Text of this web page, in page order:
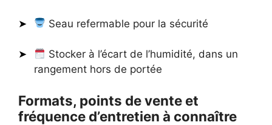
Seau refermable pour la sécurité
Stocker à l’écart de l’humidité, dans un
rangement hors de portée
Formats, points de vente et
fréquence d’entretien à connaître